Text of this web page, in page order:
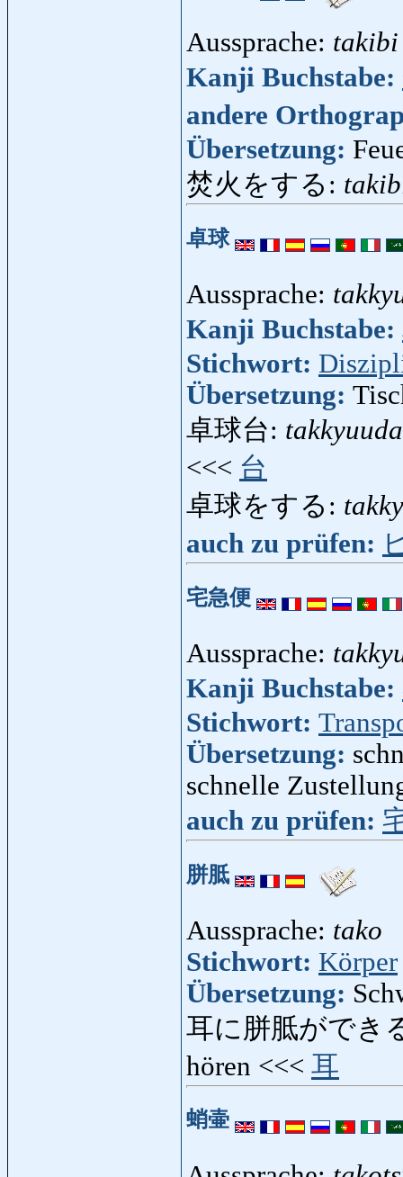
Aussprache: takibi
Kanji Buchstabe:
andere
Übersetzung:
焚火をする:
卓球
Aussprache:
Kanji Buchstabe:
Stichwort:
Übersetzung:
卓球台:
<<< 台
卓球をする:
auch zu prüfen:
宅急便
Aussprache:
Kanji Buchstabe:
Stichwort:
Übersetzung:
schnelle
auch zu prüfen:
胼胝
Aussprache: tako
Stichwort: Körper
Übersetzung:
耳に胼胝ができ
hören <<< 耳
蛸壷